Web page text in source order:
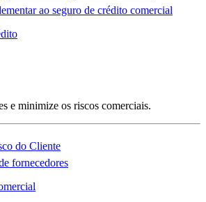
ao seguro de crédito comercial
e minimize os riscos comerciais.
do Cliente
fornecedores